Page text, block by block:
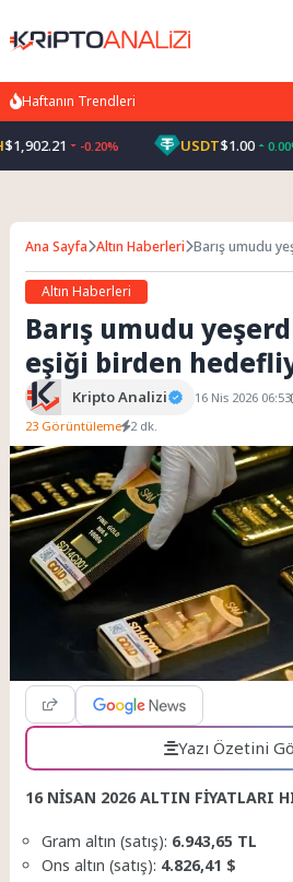
Haftanın Trendleri
-0.20% USDT$1.00 0.00%
Ana Sayfa Altın Haberleri Barış umudu
Altın Haberleri
Barış umudu
eşiği birden
Kripto Analizi 16 Nis 2026 06:53
23 Görüntüleme 2 dk.
Yazı Özetini
16 NİSAN 2026 ALTIN FİYATLARI
Gram altın (satış): 6.943,65 TL
Ons altın (satış): 4.826,41 $